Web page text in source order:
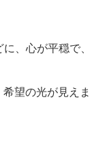
、心が平穏で、
望の光が見えま